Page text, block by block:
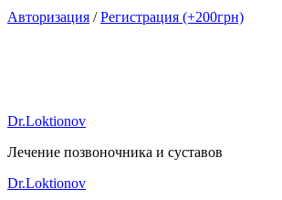
Авторизация /Регистрация (+200грн)
Dr.Loktionov
Лечение позвоночника и суставов
Dr.Loktionov